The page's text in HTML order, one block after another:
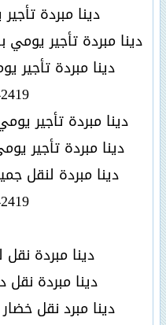
دينا مبردة
دينا مبردة تأجير
دينا مبردة
دينا مبردة تأجير
دينا مبردة تأجير
دينا مبردة لنقل
دينا مبردة
دينا مبردة نقل
دينا مبرد نقل